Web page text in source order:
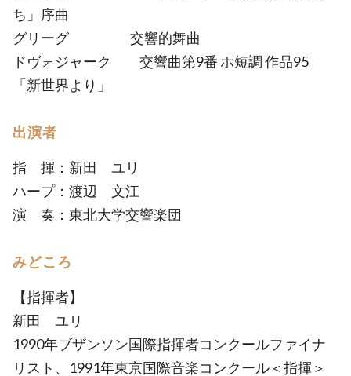
ち」序曲
グリーグ 交響的舞曲
ドヴォジャーク 交響曲第9番 ホ短調 作品95
「新世界より」
出演者
指 揮：新田 ユリ
ハープ：渡辺 文江
演 奏：東北大学交響楽団
みどころ
【指揮者】
新田 ユリ
1990年ブザンソン国際指揮者コンクールファイナ
リスト、1991年東京国際音楽コンクール＜指揮＞